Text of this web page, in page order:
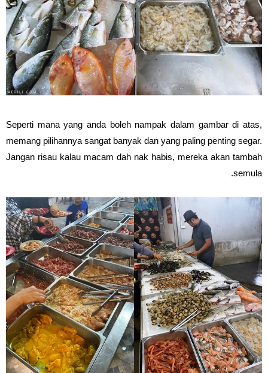
Seperti mana yang anda boleh nampak dalam gambar di atas,
memang pilihannya sangat banyak dan yang paling penting segar.
Jangan risau kalau macam dah nak habis, mereka akan tambah
semula.